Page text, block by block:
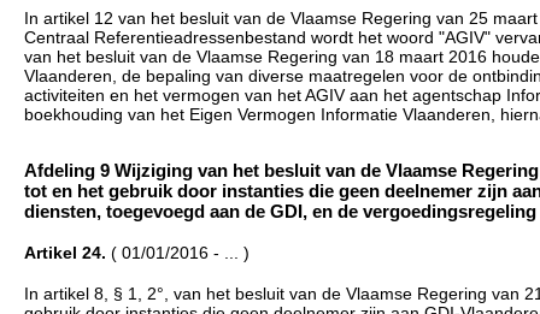
In artikel 12 van het besluit van de Vlaamse Regering van 25
Centraal Referentieadressenbestand wordt het woord "AGIV"
van het besluit van de Vlaamse Regering van 18 maart 2016
Vlaanderen, de bepaling van diverse maatregelen voor de
activiteiten en het vermogen van het AGIV aan het agentschap
boekhouding van het Eigen Vermogen Informatie Vlaanderen,
Afdeling 9 Wijziging van het besluit van de Vlaamse
tot en het gebruik door instanties die geen deelnemer zijn
diensten, toegevoegd aan de GDI, en de
Artikel 24. ( 01/01/2016 - ... )
In artikel 8, § 1, 2°, van het besluit van de Vlaamse Regering van